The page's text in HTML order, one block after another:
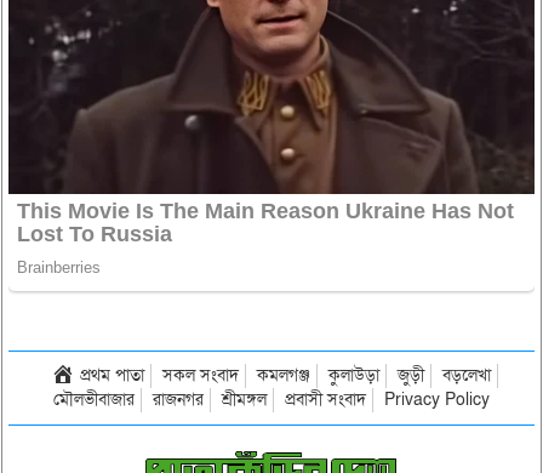
প্রথম পাতা সকল সংবাদ কমলগঞ্জ কুলাউড়া জুড়ী
বড়লেখা
মৌলভীবাজার
রাজনগর শ্রীমঙ্গল প্রবাসী সংবাদ Privacy Policy